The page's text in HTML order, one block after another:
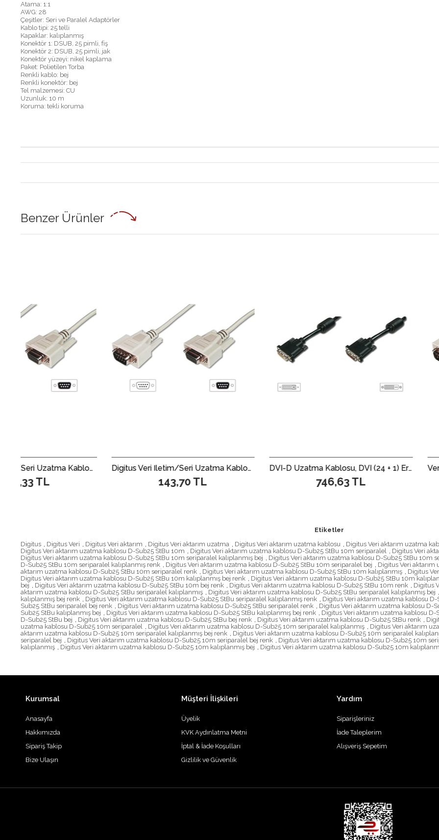
Atama: 1:1
AWG: 28
Çeşitler: Seri ve Paralel Adaptörler
Kablo tipi: 25 telli
Kapaklar: kalıplanmış
Konektör 1: DSUB, 25 pimli, fiş
Konektör 2: DSUB, 25 pimli, jak
Konektör yüzeyi: nikel kaplama
Paket: Polietilen Torba
Renkli kablo: bej
Renkli konektör: bej
Tel malzemesi: CU
Uzunluk: 10 m
Koruma: tekli koruma
Benzer Ürünler
Digitus Veri İletim/Seri Uzatma Kablosu, D-Sub 9 Erkek / D-Sub 9 Dişi, 3 metre, Seri, AWG28, tek kat zırhlı, bej renk&lt;br&gt; Digitus Data Transfer Extension Cable, D-Sub 9 M/F, 3.0m, Serial, Molded, Beige Digitus Veri İletim/Seri Uzatma Kablosu, D-Sub 9 Erkek / D-Sub 9 Dişi, 2 metre, Seri, AWG28, tek kat zırhlı, bej renk&lt;br&gt; Digitus Data Transfer Extension Cable, D-Sub 9 M/F, 2.0m, Serial, Molded, Beige DVI-D Uzatma Kablosu, DVI (24 + 1) Erkek - DVI (24 + 1) Dişi, 2 x ferrite, 5 metre, CU, AWG28, 2 x zırhlı, Dual Link, UL, siyah renk
Etiketler
Digitus
Digitus Veri Digitus Veri aktarım Digitus Veri aktarım uzatma Digitus Veri aktarım uzatma kablosu Digitus Veri aktarım uzatma
Digitus Veri aktarım uzatma kablosu D-Sub25 StBu 10m
Digitus Veri aktarım uzatma kablosu D-Sub25 StBu 10m seriparalel Digitus Veri
Digitus Veri aktarım uzatma kablosu D-Sub25 StBu 10m seriparalel kalıplanmış bej
Digitus Veri aktarım uzatma kablosu D-Sub25 StBu 10m
D-Sub25 StBu 10m seriparalel kalıplanmış renk
Digitus Veri aktarım uzatma kablosu D-Sub25 StBu 10m seriparalel bej Digitus Veri
aktarım uzatma kablosu D-Sub25 StBu 10m seriparalel renk
Digitus Veri aktarım uzatma kablosu D-Sub25 StBu 10m kalıplanmış Digitus
Digitus Veri aktarım uzatma kablosu D-Sub25 StBu 10m kalıplanmış bej renk
Digitus Veri aktarım uzatma kablosu D-Sub25 StBu 10m
bej
Digitus Veri aktarım uzatma kablosu D-Sub25 StBu 10m bej renk Digitus Veri aktarım uzatma kablosu D-Sub25 StBu 10m renk Digitus
aktarım uzatma kablosu D-Sub25 StBu seriparalel kalıplanmış
Digitus Veri aktarım uzatma kablosu D-Sub25 StBu seriparalel kalıplanmış bej
kalıplanmış bej renk
Digitus Veri aktarım uzatma kablosu D-Sub25 StBu seriparalel kalıplanmış renk Digitus Veri aktarım uzatma kablosu
Sub25 StBu seriparalel bej renk
Digitus Veri aktarım uzatma kablosu D-Sub25 StBu seriparalel renk Digitus Veri aktarım uzatma kablosu D-
Sub25 StBu kalıplanmış bej
Digitus Veri aktarım uzatma kablosu D-Sub25 StBu kalıplanmış bej renk Digitus Veri aktarım uzatma kablosu D-
D-Sub25 StBu bej
Digitus Veri aktarım uzatma kablosu D-Sub25 StBu bej renk Digitus Veri aktarım uzatma kablosu D-Sub25 StBu renk
uzatma kablosu D-Sub25 10m seriparalel
Digitus Veri aktarım uzatma kablosu D-Sub25 10m seriparalel kalıplanmış Digitus Veri aktarım
aktarım uzatma kablosu D-Sub25 10m seriparalel kalıplanmış bej renk
Digitus Veri aktarım uzatma kablosu D-Sub25 10m seriparalel
seriparalel bej
Digitus Veri aktarım uzatma kablosu D-Sub25 10m seriparalel bej renk Digitus Veri aktarım uzatma kablosu D-Sub25 10m
kalıplanmış
Digitus Veri aktarım uzatma kablosu D-Sub25 10m kalıplanmış bej Digitus Veri aktarım uzatma kablosu D-Sub25 10m
Kurumsal
Anasayfa
Hakkımızda
Sipariş Takip
Bize Ulaşın
Müşteri İlişkileri
Üyelik
KVK Aydınlatma Metni
İptal & İade Koşulları
Gizlilik ve Güvenlik
Yardım
Siparişleriniz
İade Taleplerim
Alışveriş Sepetim